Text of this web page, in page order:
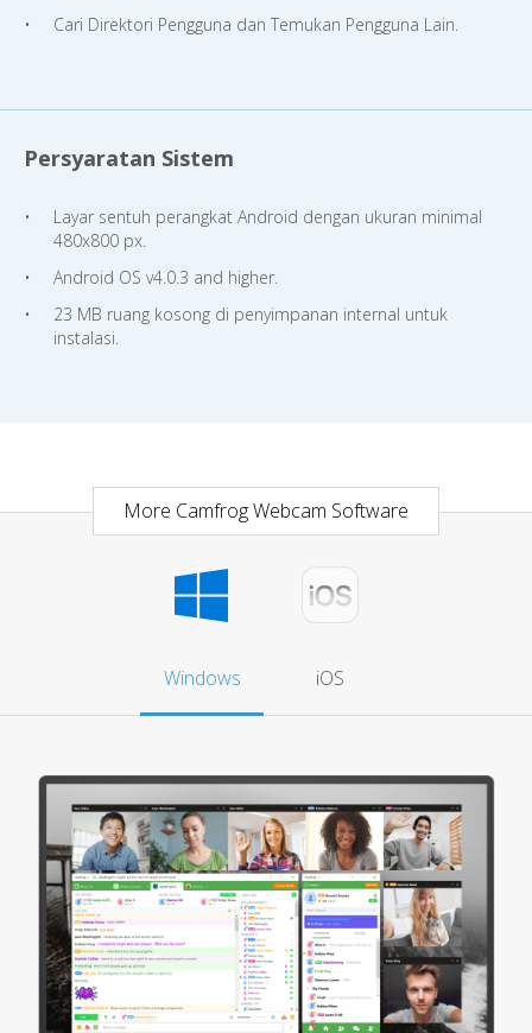
Cari Direktori Pengguna dan Temukan Pengguna Lain.
Persyaratan Sistem
Layar sentuh perangkat Android dengan ukuran minimal
480x800 px.
Android OS v4.0.3 and higher.
23 MB ruang kosong di penyimpanan internal untuk
instalasi.
More Camfrog Webcam Software
Windows iOS